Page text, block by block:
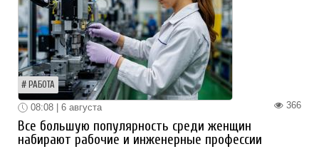
РАБОТА
366
08:08 | 6 августа
Все большую популярность среди женщин
набирают рабочие и инженерные профессии